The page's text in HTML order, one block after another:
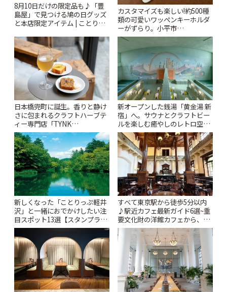
8月10日だけの限定品も♪「豊
島屋」で見つける鳩の日グッズ
と本店限定アイテム | ことりっ
カスタマイズも楽しい!約500種
類の可愛いワッペンキーホルダ
ーがずらり。小平市
「Kimamaya T&K」 | ことりっ
日本橋兜町に誕生。香りと静け
さに包まれるクラフトハーブテ
ィー専門店「TYNK
Kabutocho」 | ことりっぷ
新オープンした銭湯「黄金湯 新
宿」へ。サウナとクラフトビー
ルを楽しむ癒やしのレトロ空間
| ことりっぷ
新しくなった「ことりっぷ軽井
沢」と一緒におでかけしたい注
目スポット13選【スタンプラリ
ー開催中】 | ことりっぷ
すべて東京駅から徒歩5分以内
♪駅近カフェ最新ガイド6選~重
要文化財の洋館カフェから、改
札すぐのレトロ喫茶まで~ | こと
りっぷ